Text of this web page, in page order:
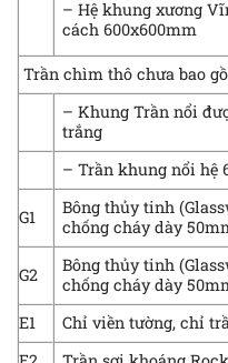
– Hệ khung xương
cách 600x600mm
Trần chìm thô chưa bao
– Khung Trần nổi
trắng
– Trần khung nổi hệ
G1
Bông thủy tinh
chống cháy dày
G2
Bông thủy tinh
chống cháy dày
E1 Chỉ viền tường, chỉ